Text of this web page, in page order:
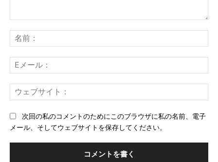
ン
ト：
前
メ
ー
ェ
次回の私のコメントのためにこのブラウザに私の名前、電子
メール、そしてウェブサイトを保存してください。